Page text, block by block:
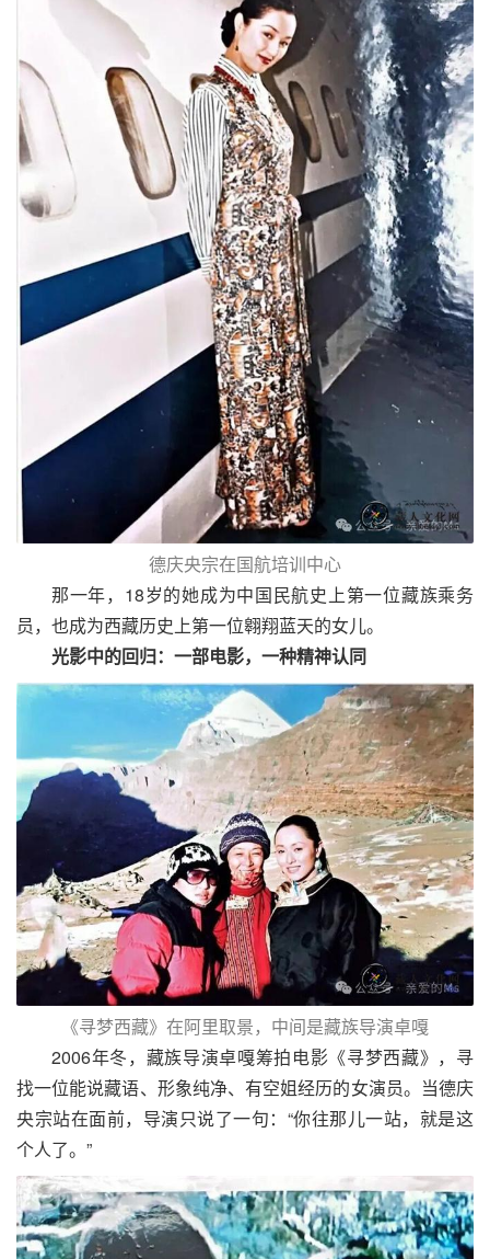
德庆央宗在国航培训中心
那一年，18岁的她成为中国民航史上第一位藏族乘务
员，也成为西藏历史上第一位翱翔蓝天的女儿。
光影中的回归：一部电影，一种精神认同
《寻梦西藏》在阿里取景，中间是藏族导演卓嘎
2006年冬，藏族导演卓嘎筹拍电影《寻梦西藏》，寻
找一位能说藏语、形象纯净、有空姐经历的女演员。当德庆
央宗站在面前，导演只说了一句：“你往那儿一站，就是这
个人了。”